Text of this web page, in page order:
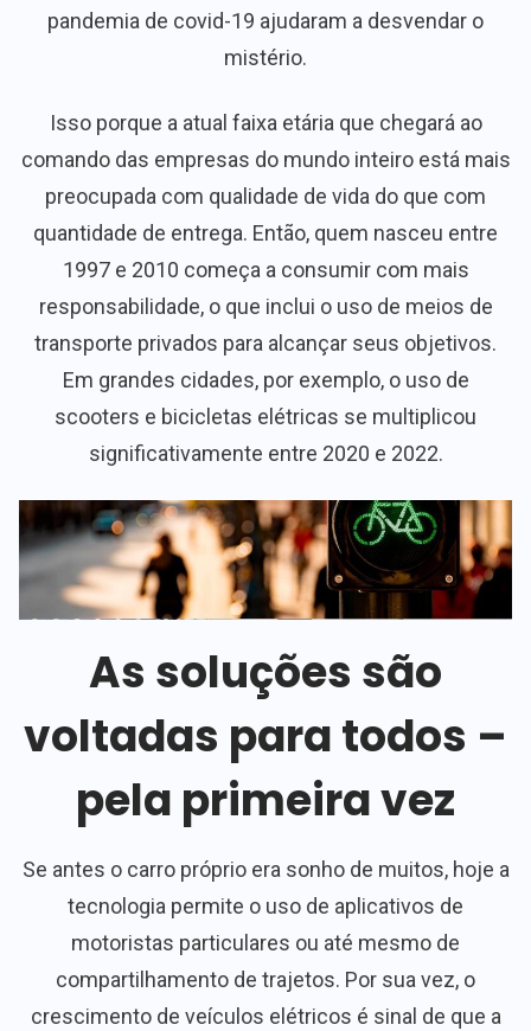
pandemia de covid-19 ajudaram a desvendar o
mistério.
Isso porque a atual faixa etária que chegará ao
comando das empresas do mundo inteiro está mais
preocupada com qualidade de vida do que com
quantidade de entrega. Então, quem nasceu entre
1997 e 2010 começa a consumir com mais
responsabilidade, o que inclui o uso de meios de
transporte privados para alcançar seus objetivos.
Em grandes cidades, por exemplo, o uso de
scooters e bicicletas elétricas se multiplicou
significativamente entre 2020 e 2022.
As soluções são
voltadas para todos –
pela primeira vez
Se antes o carro próprio era sonho de muitos, hoje a
tecnologia permite o uso de aplicativos de
motoristas particulares ou até mesmo de
compartilhamento de trajetos. Por sua vez, o
crescimento de veículos elétricos é sinal de que a